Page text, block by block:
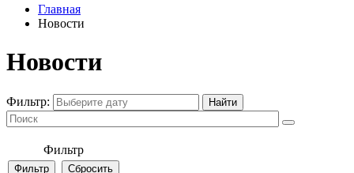
Главная
Новости
Новости
Фильтр:
Фильтр